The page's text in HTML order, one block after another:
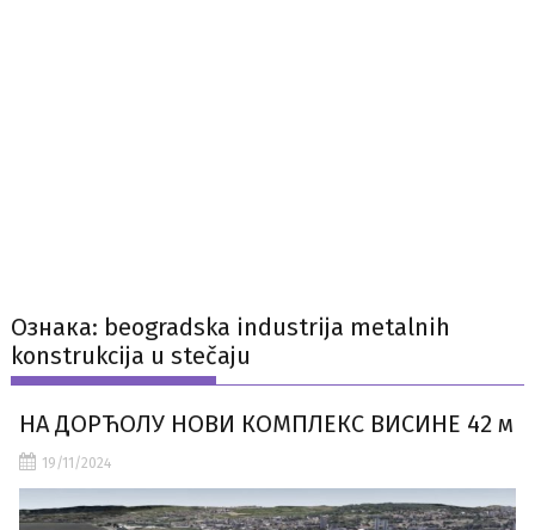
Ознака: beogradska industrija metalnih
konstrukcija u stečaju
НА ДОРЋОЛУ НОВИ КОМПЛЕКС ВИСИНЕ 42 м
19/11/2024